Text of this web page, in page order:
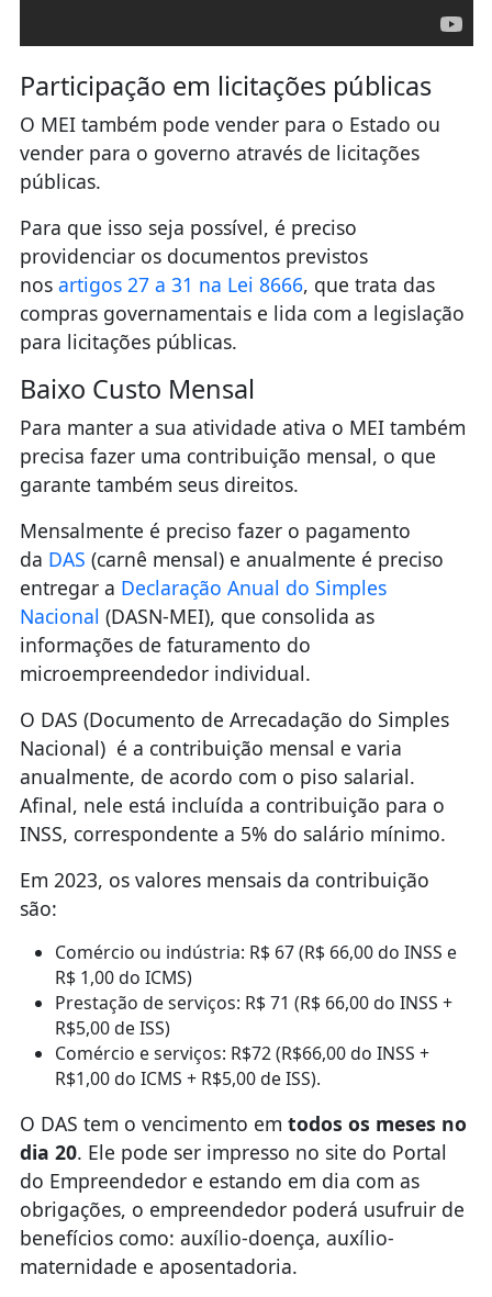
Participação em licitações públicas
O MEI também pode vender para o Estado ou
vender para o governo através de licitações
públicas.
Para que isso seja possível, é preciso
providenciar os documentos previstos
nos artigos 27 a 31 na Lei 8666, que trata das
compras governamentais e lida com a legislação
para licitações públicas.
Baixo Custo Mensal
Para manter a sua atividade ativa o MEI também
precisa fazer uma contribuição mensal, o que
garante também seus direitos.
Mensalmente é preciso fazer o pagamento
da DAS (carnê mensal) e anualmente é preciso
entregar a Declaração Anual do Simples
Nacional (DASN-MEI), que consolida as
informações de faturamento do
microempreendedor individual.
O DAS (Documento de Arrecadação do Simples
Nacional) é a contribuição mensal e varia
anualmente, de acordo com o piso salarial.
Afinal, nele está incluída a contribuição para o
INSS, correspondente a 5% do salário mínimo.
Em 2023, os valores mensais da contribuição
são:
Comércio ou indústria: R$ 67 (R$ 66,00 do INSS e
R$ 1,00 do ICMS)
Prestação de serviços: R$ 71 (R$ 66,00 do INSS +
R$5,00 de ISS)
Comércio e serviços: R$72 (R$66,00 do INSS +
R$1,00 do ICMS + R$5,00 de ISS).
O DAS tem o vencimento em todos os meses no
dia 20. Ele pode ser impresso no site do Portal
do Empreendedor e estando em dia com as
obrigações, o empreendedor poderá usufruir de
benefícios como: auxílio-doença, auxílio-
maternidade e aposentadoria.